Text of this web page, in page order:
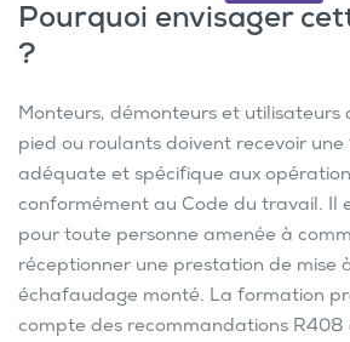
Pourquoi envisager
?
Monteurs, démonteurs et utilisateurs
pied ou roulants doivent recevoir
adéquate et spécifique aux
conformément au Code du travail. Il
pour toute personne amenée à
réceptionner une prestation de mise
échafaudage monté. La formation
compte des recommandations R408